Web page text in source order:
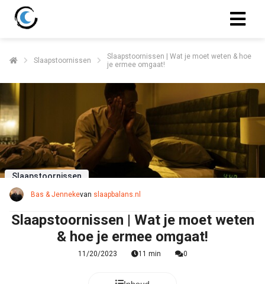
Slaapstoornissen
Slaapstoornissen | Wat je moet weten & hoe
je ermee omgaat!
Slaapstoornissen
Bas & Jennekevan slaapbalans.nl
Slaapstoornissen | Wat je moet weten
& hoe je ermee omgaat!
11/20/2023 11 min 0